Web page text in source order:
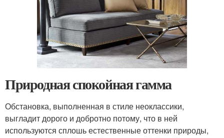
Природная спокойная гамма
Обстановка, выполненная в стиле неоклассики,
выгладит дорого и добротно потому, что в ней
используются сплошь естественные оттенки природы,